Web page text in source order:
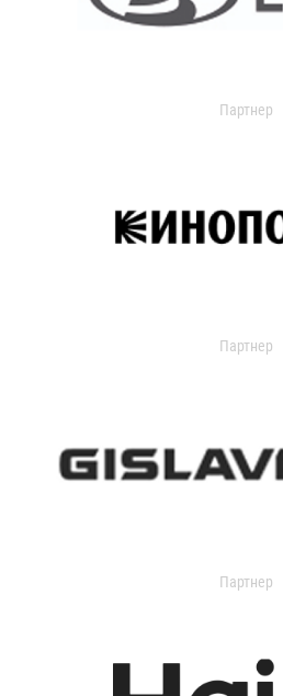
Партнер
Партнер
Партнер